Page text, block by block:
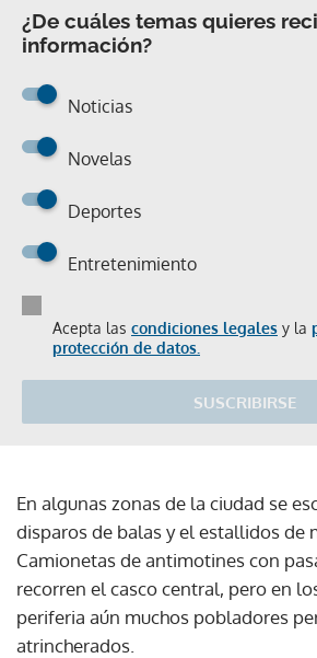
¿De cuáles temas quieres
información?
Noticias
Novelas
Deportes
Entretenimiento
Acepta las condiciones legales y la
protección de datos.
SUSCRIBIRSE
En algunas zonas de la ciudad se
disparos de balas y el estallidos de
Camionetas de antimotines con
recorren el casco central, pero en
periferia aún muchos pobladores
atrincherados.